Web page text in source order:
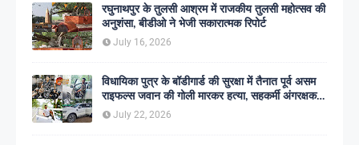
रघुनाथपुर के तुलसी आश्रम में राजकीय तुलसी महोत्सव की
अनुशंसा, बीडीओ ने भेजी सकारात्मक रिपोर्ट
July 16, 2026
विधायिका पुत्र के बॉडीगार्ड की सुरक्षा में तैनात पूर्व असम
राइफल्स जवान की गोली मारकर हत्या, सहकर्मी अंगरक्षक
गिरफ्तार
July 22, 2026